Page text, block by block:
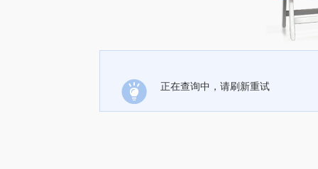
正在查询中，请刷新重试